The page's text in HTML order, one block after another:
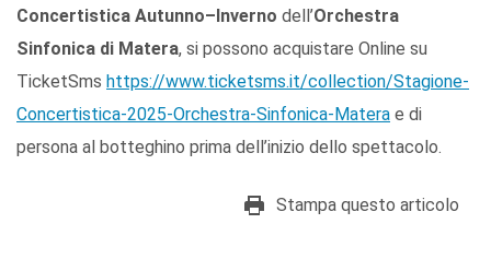
Concertistica Autunno–Inverno dell’Orchestra
Sinfonica di Matera, si possono acquistare Online su
TicketSms https://www.ticketsms.it/collection/Stagione-
Concertistica-2025-Orchestra-Sinfonica-Matera e di
persona al botteghino prima dell’inizio dello spettacolo.
Stampa questo articolo